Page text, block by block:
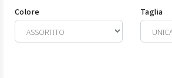
Colore Taglia